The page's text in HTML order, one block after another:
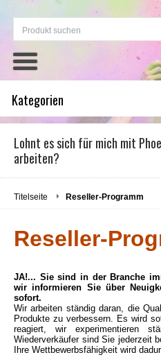
Kategorien
Lohnt es sich für mich mit
arbeiten?
Titelseite Reseller-Programm
Reseller-
JA!... Sie sind in der Branche
wir informieren Sie über
sofort.
Wir arbeiten ständig daran, die
Produkte zu verbessern. Es wird
reagiert, wir experimentieren
Wiederverkäufer sind Sie jederzeit
Ihre Wettbewerbsfähigkeit wird